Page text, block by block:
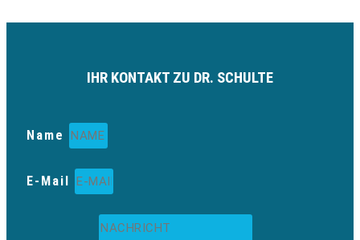
IHR KONTAKT ZU DR. SCHULTE
Name
E-Mail